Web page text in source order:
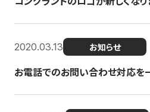
2020.03.13 お知らせ
お電話でのお問い合わせ対応を